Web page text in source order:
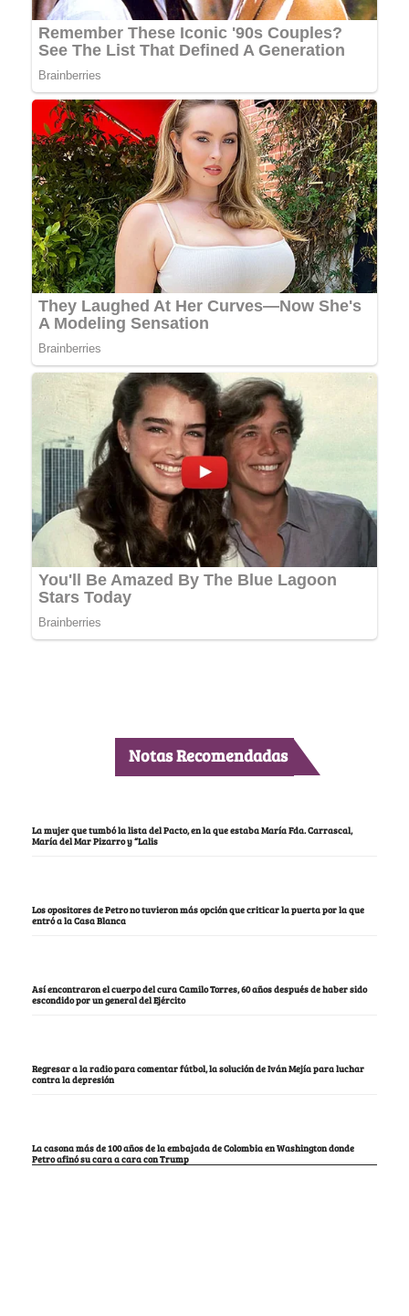
Notas Recomendadas
La mujer que tumbó la lista del Pacto, en la que estaba María Fda. Carrascal,
María del Mar Pizarro y “Lalis
Los opositores de Petro no tuvieron más opción que criticar la puerta por la que
entró a la Casa Blanca
Así encontraron el cuerpo del cura Camilo Torres, 60 años después de haber sido
escondido por un general del Ejército
Regresar a la radio para comentar fútbol, la solución de Iván Mejía para luchar
contra la depresión
La casona más de 100 años de la embajada de Colombia en Washington donde
Petro afinó su cara a cara con Trump